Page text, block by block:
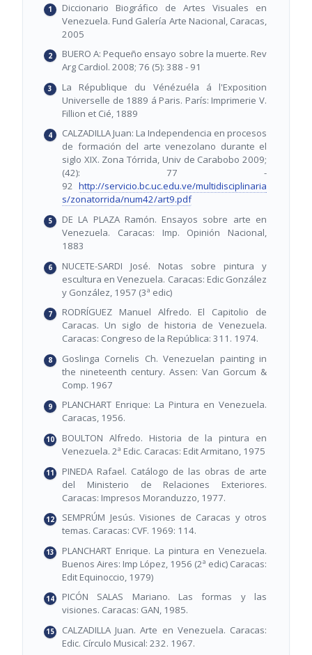
Diccionario Biográfico de Artes Visuales en
Venezuela. Fund Galería Arte Nacional, Caracas,
2005
BUERO A: Pequeño ensayo sobre la muerte. Rev
Arg Cardiol. 2008; 76 (5): 388 - 91
La République du Vénézuéla á l'Exposition
Universelle de 1889 á Paris. París: Imprimerie V.
Fillion et Cié, 1889
CALZADILLA Juan: La Independencia en procesos
de formación del arte venezolano durante el
siglo XIX. Zona Tórrida, Univ de Carabobo 2009;
(42): 77 -
92 http://servicio.bc.uc.edu.ve/multidisciplinaria
s/zonatorrida/num42/art9.pdf
DE LA PLAZA Ramón. Ensayos sobre arte en
Venezuela. Caracas: Imp. Opinión Nacional,
1883
NUCETE-SARDI José. Notas sobre pintura y
escultura en Venezuela. Caracas: Edic González
y González, 1957 (3ª edic)
RODRÍGUEZ Manuel Alfredo. El Capitolio de
Caracas. Un siglo de historia de Venezuela.
Caracas: Congreso de la República: 311. 1974.
Goslinga Cornelis Ch. Venezuelan painting in
the nineteenth century. Assen: Van Gorcum &
Comp. 1967
PLANCHART Enrique: La Pintura en Venezuela.
Caracas, 1956.
BOULTON Alfredo. Historia de la pintura en
Venezuela. 2ª Edic. Caracas: Edit Armitano, 1975
PINEDA Rafael. Catálogo de las obras de arte
del Ministerio de Relaciones Exteriores.
Caracas: Impresos Moranduzzo, 1977.
SEMPRÚM Jesús. Visiones de Caracas y otros
temas. Caracas: CVF. 1969: 114.
PLANCHART Enrique. La pintura en Venezuela.
Buenos Aires: Imp López, 1956 (2ª edic) Caracas:
Edit Equinoccio, 1979)
PICÓN SALAS Mariano. Las formas y las
visiones. Caracas: GAN, 1985.
CALZADILLA Juan. Arte en Venezuela. Caracas:
Edic. Círculo Musical: 232. 1967.